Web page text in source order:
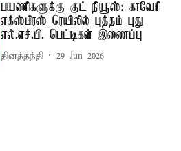
பயணிகளுக்கு குட் நியூஸ்: காவேரி
எக்ஸ்பிரஸ் ரெயிலில் புத்தம் புது
எல்.எச்.பி. பெட்டிகள் இணைப்பு
தினத்தந்தி 29 Jun 2026